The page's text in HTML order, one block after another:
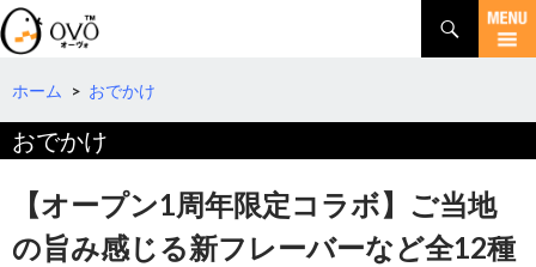
検
索
コ
テ
ツ
へ
ホーム > おでかけ
おでかけ
【オープン1周年限定コラボ】ご当地
の旨み感じる新フレーバーなど全12種